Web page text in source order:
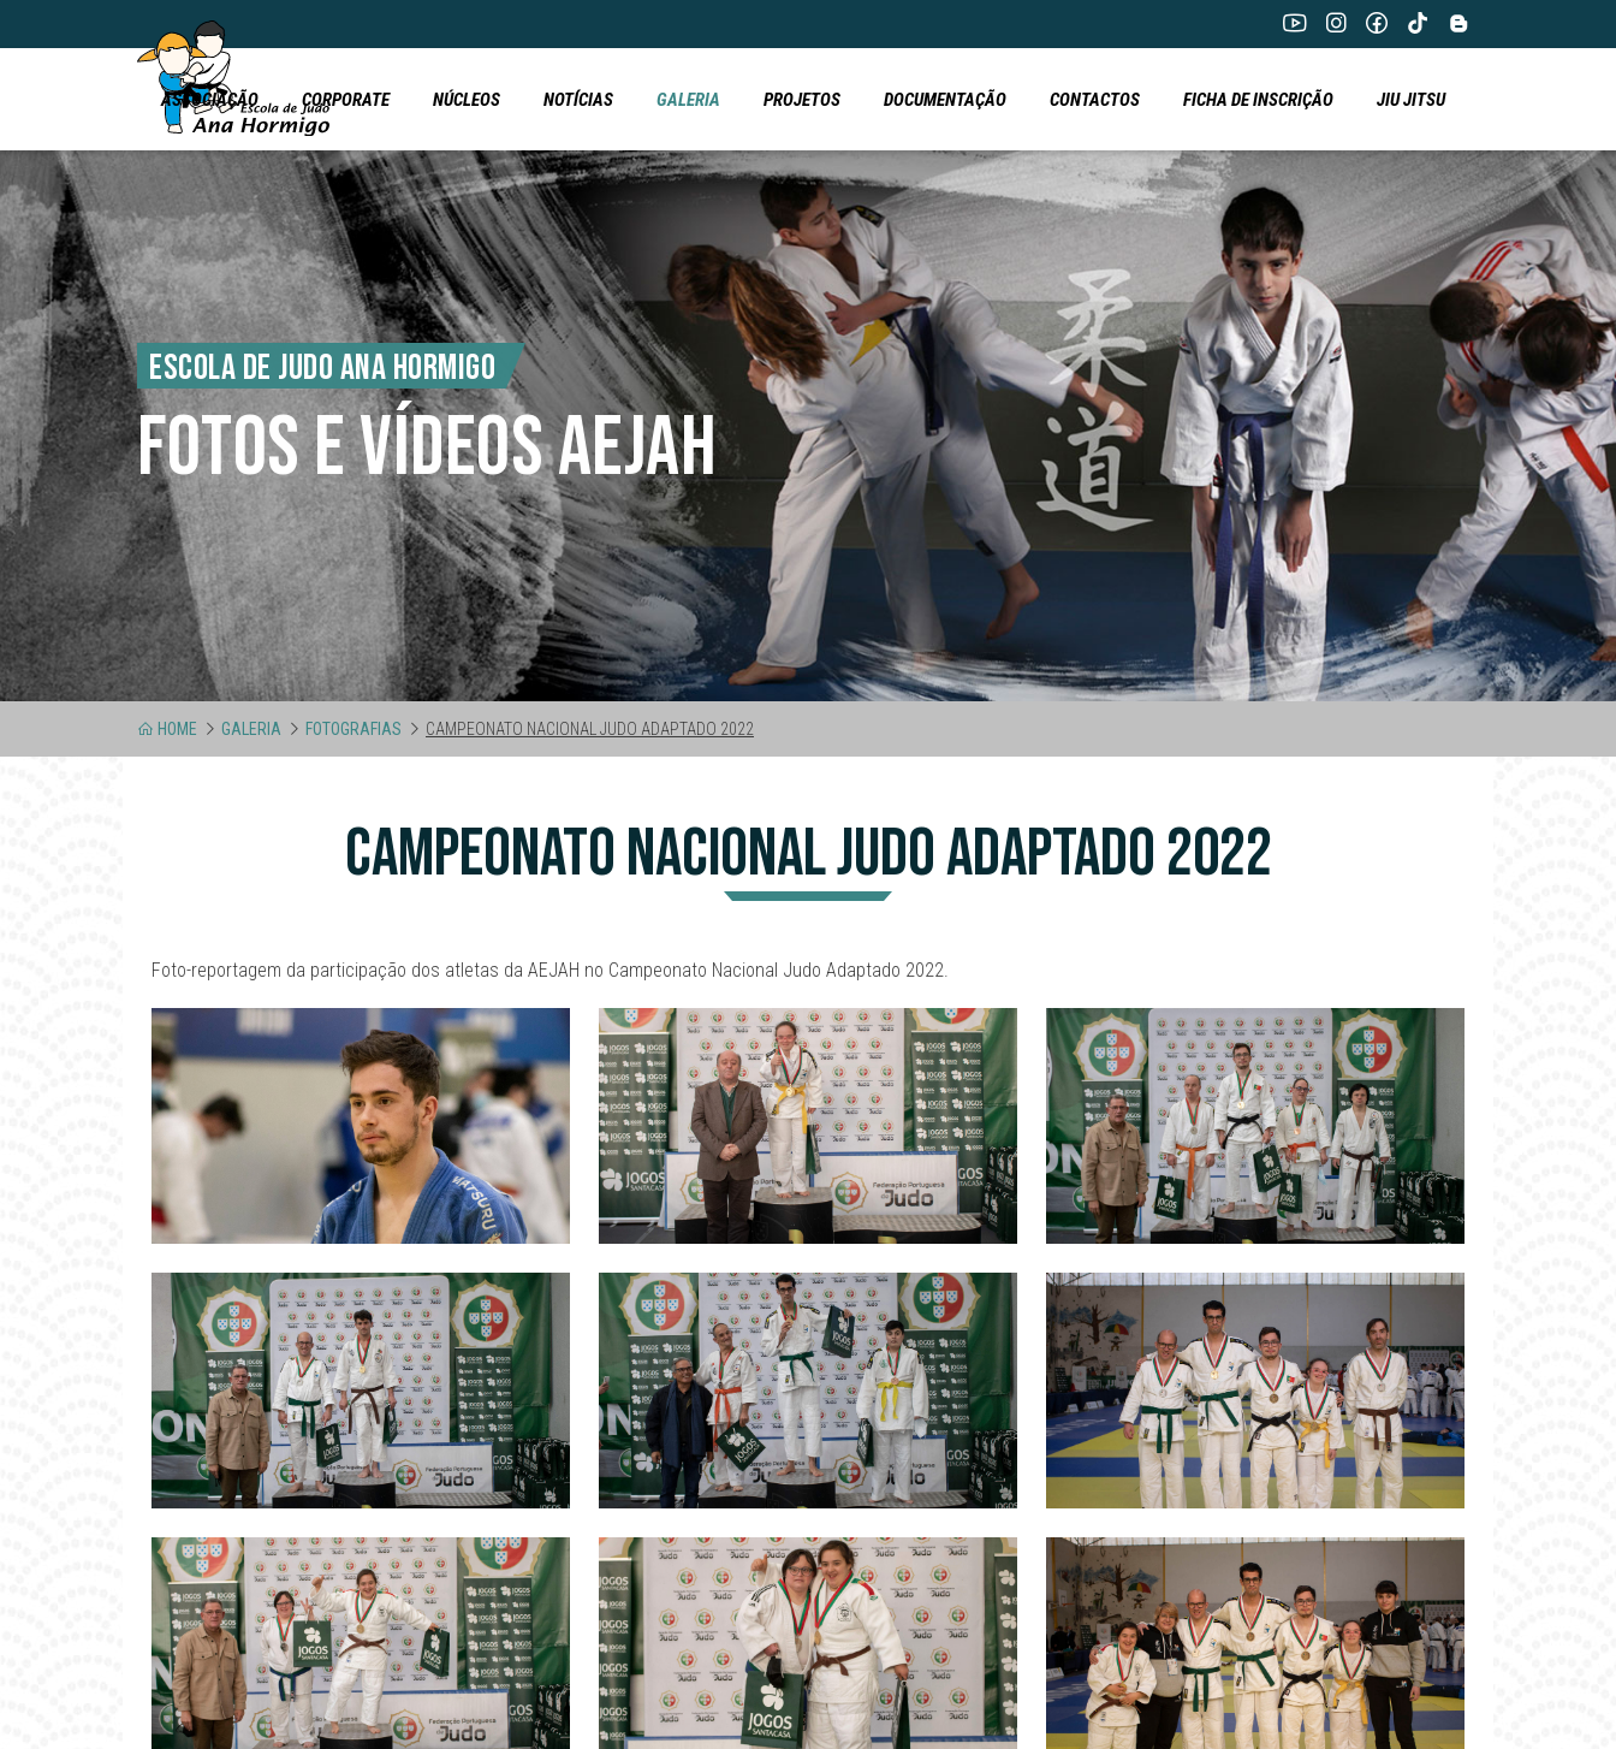
ASSOCIAÇÃO CORPORATE NÚCLEOS NOTÍCIAS GALERIA PROJETOS DOCUMENTAÇÃO CONTACTOS FICHA DE INSCRIÇÃO JIU JITSU
ESCOLA DE JUDO ANA HORMIGO
FOTOS E VÍDEOS AEJAH
HOME GALERIA FOTOGRAFIAS CAMPEONATO NACIONAL JUDO ADAPTADO 2022
CAMPEONATO NACIONAL JUDO ADAPTADO 2022
Foto-reportagem da participação dos atletas da AEJAH no Campeonato Nacional Judo Adaptado 2022.